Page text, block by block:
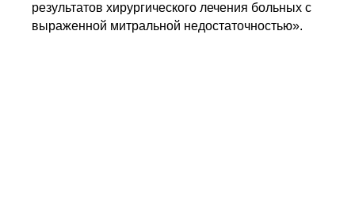
результатов хирургического лечения больных с
выраженной митральной недостаточностью».